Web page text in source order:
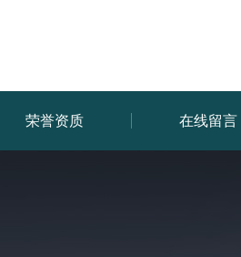
荣誉资质 在线留言